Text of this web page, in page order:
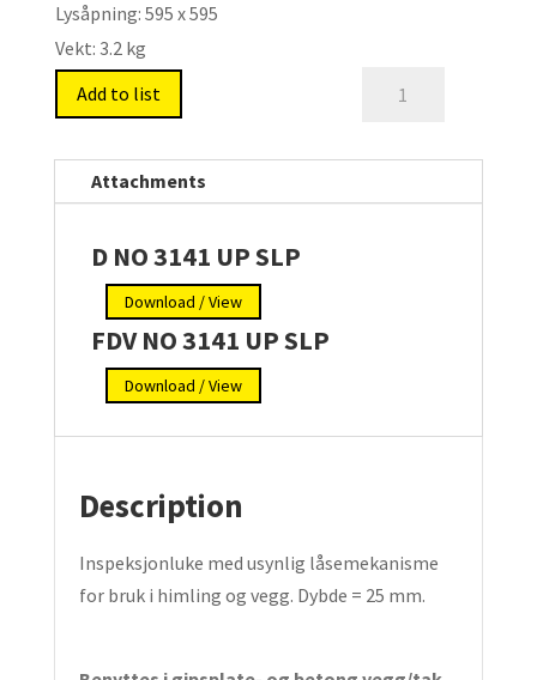
Lysåpning: 595 x 595
Vekt: 3.2 kg
UP-
Add to list
Attachments
D NO 3141 UP SLP
Download / View
FDV NO 3141 UP SLP
Download / View
Description
Inspeksjonluke med usynlig låsemekanisme
for bruk i himling og vegg. Dybde = 25 mm.